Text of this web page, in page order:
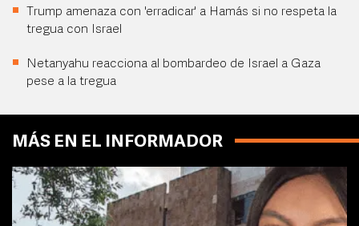
Trump amenaza con 'erradicar' a Hamás si no respeta la
tregua con Israel
Netanyahu reacciona al bombardeo de Israel a Gaza
pese a la tregua
MÁS EN EL INFORMADOR